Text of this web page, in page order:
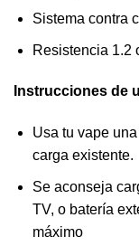
Sistema contra
Resistencia 1.2
Instrucciones de
Usa tu vape
carga existente.
Se aconseja
TV, o batería
máximo